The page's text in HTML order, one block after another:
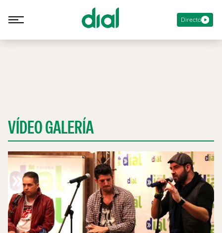
Directo
VÍDEO GALERÍA